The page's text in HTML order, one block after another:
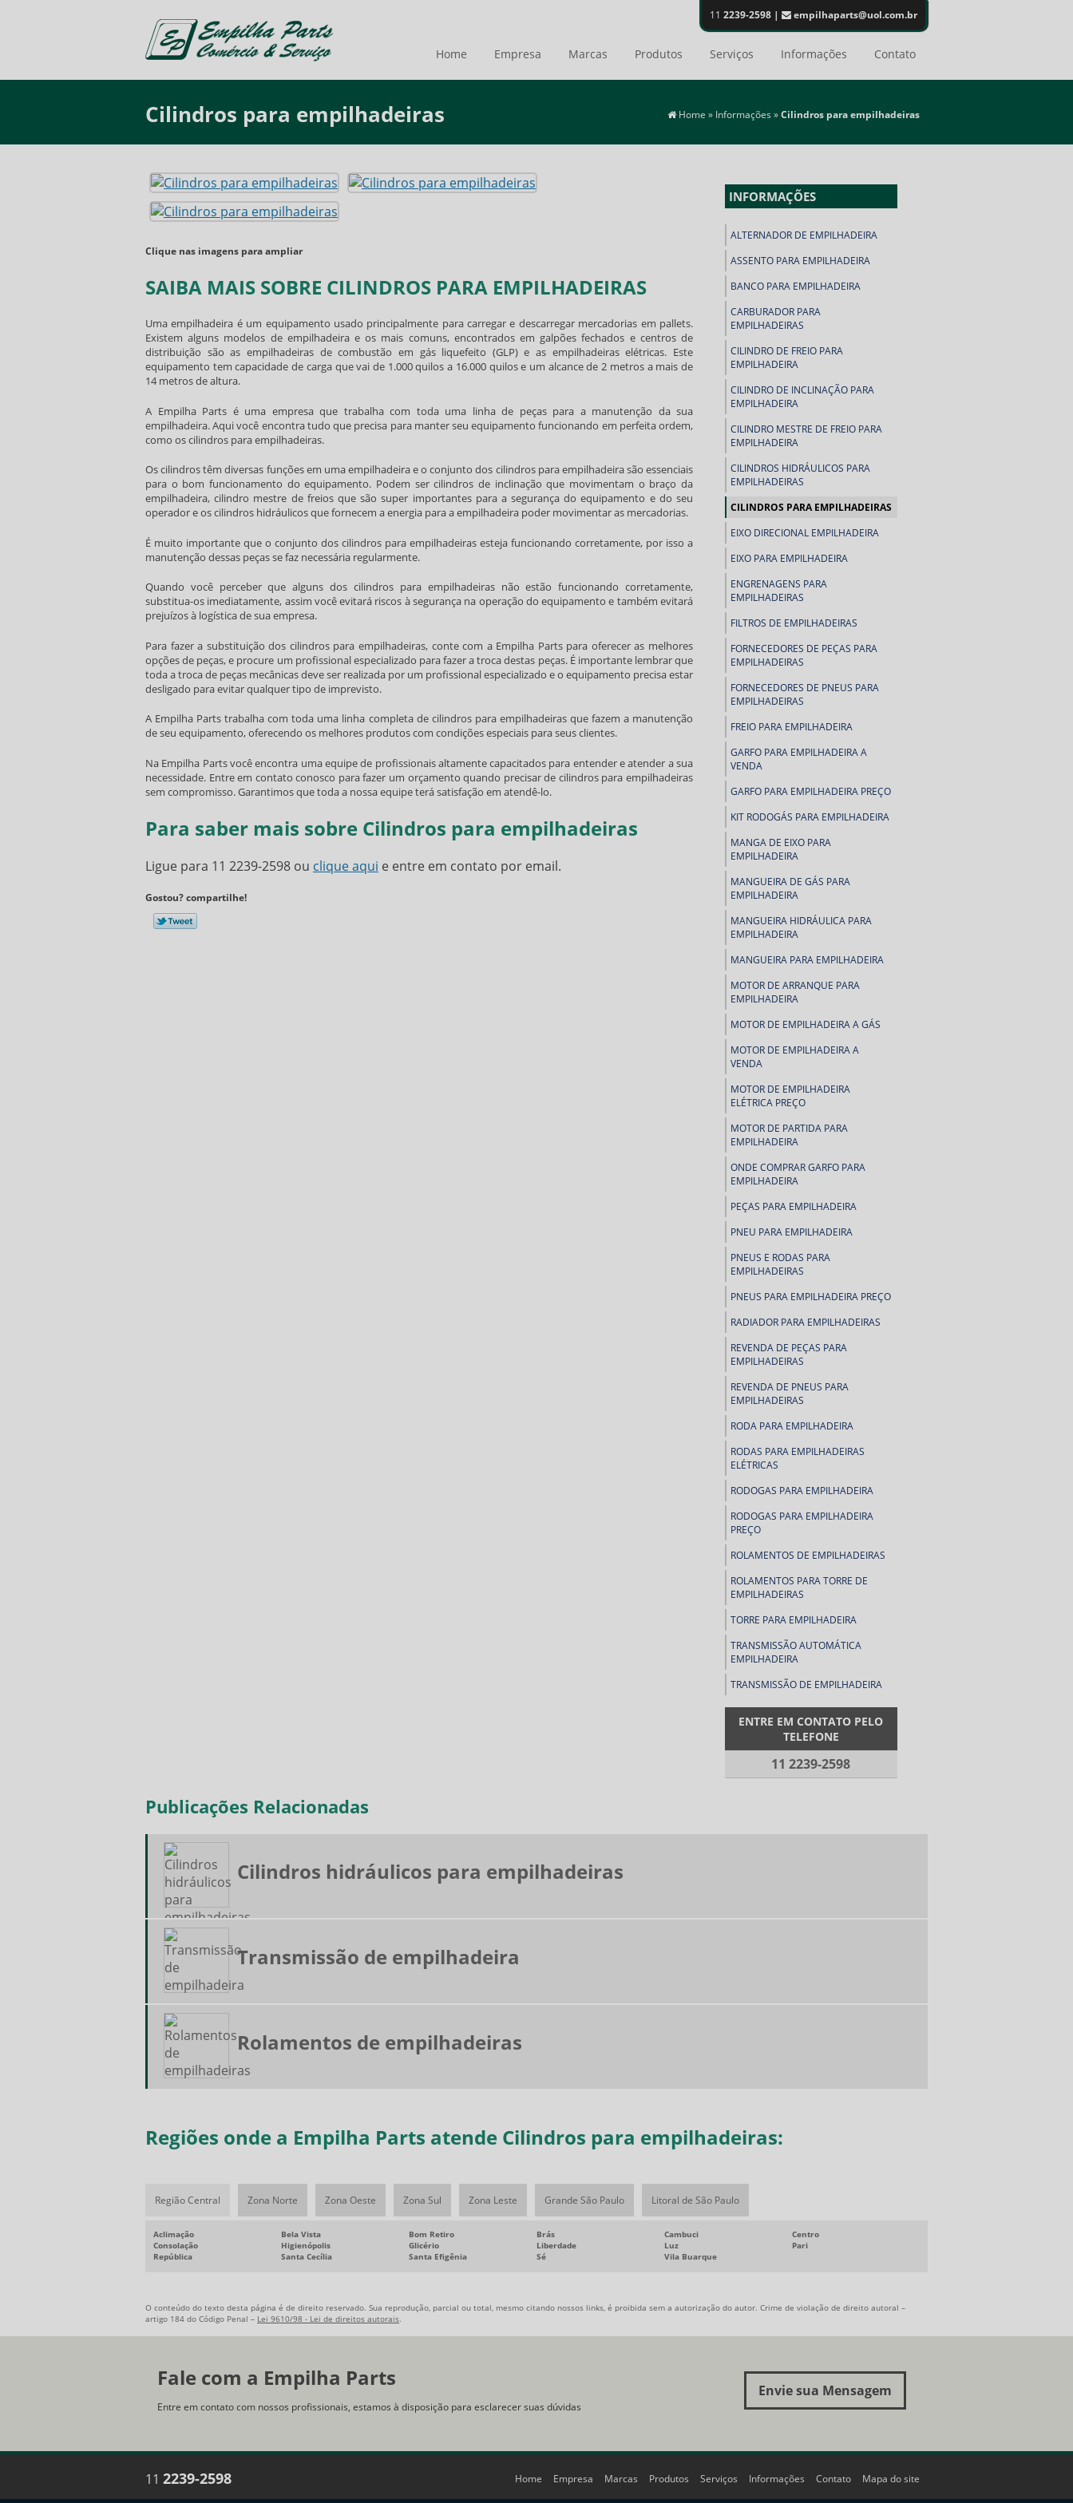
11 2239-2598 | empilhaparts@uol.com.br
Home Empresa Marcas Produtos Serviços Informações Contato
Home » Informações »Cilindros para empilhadeiras
Cilindros para empilhadeiras
Clique nas imagens para ampliar
SAIBA MAIS SOBRE CILINDROS PARA EMPILHADEIRAS
Uma empilhadeira é um equipamento usado principalmente para carregar e descarregar mercadorias em pallets.
Existem alguns modelos de empilhadeira e os mais comuns, encontrados em galpões fechados e centros de
distribuição são as empilhadeiras de combustão em gás liquefeito (GLP) e as empilhadeiras elétricas. Este
equipamento tem capacidade de carga que vai de 1.000 quilos a 16.000 quilos e um alcance de 2 metros a mais de
14 metros de altura.
A Empilha Parts é uma empresa que trabalha com toda uma linha de peças para a manutenção da sua
empilhadeira. Aqui você encontra tudo que precisa para manter seu equipamento funcionando em perfeita ordem,
como oscilindros para empilhadeiras.
Os cilindros têm diversas funções em uma empilhadeira e o conjunto dos cilindros para empilhadeira são essenciais
para o bom funcionamento do equipamento. Podem ser cilindros de inclinação que movimentam o braço da
empilhadeira, cilindro mestre de freios que são super importantes para a segurança do equipamento e do seu
operador e os cilindros hidráulicos que fornecem a energia para a empilhadeira poder movimentar as mercadorias.
É muito importante que o conjunto dos cilindros para empilhadeiras esteja funcionando corretamente, por isso a
manutenção dessas peças se faz necessária regularmente.
Quando você perceber que alguns dos cilindros para empilhadeirasnão estão funcionando corretamente,
substitua-os imediatamente, assim você evitará riscos à segurança na operação do equipamento e também evitará
prejuízos à logística de sua empresa.
Para fazer a substituição dos cilindros para empilhadeiras, conte com a Empilha Parts para oferecer as melhores
opções de peças, e procure um profissional especializado para fazer a troca destas peças. É importante lembrar que
toda a troca de peças mecânicas deve ser realizada por um profissional especializado e o equipamento precisa estar
desligado para evitar qualquer tipo de imprevisto.
A Empilha Parts trabalha com toda uma linha completa de cilindros para empilhadeirasque fazem a manutenção
de seu equipamento, oferecendo os melhores produtos com condições especiais para seus clientes.
Na Empilha Parts você encontra uma equipe de profissionais altamente capacitados para entender e atender a sua
necessidade. Entre em contato conosco para fazer um orçamento quando precisar de cilindros para empilhadeiras
sem compromisso. Garantimos que toda a nossa equipe terá satisfação em atendê-lo.
Para saber mais sobre Cilindros para empilhadeiras
Ligue para 11 2239-2598 ou clique aqui e entre em contato por email.
Gostou? compartilhe!
INFORMAÇÕES
ALTERNADOR DE EMPILHADEIRA
ASSENTO PARA EMPILHADEIRA
BANCO PARA EMPILHADEIRA
CARBURADOR PARA
EMPILHADEIRAS
CILINDRO DE FREIO PARA
EMPILHADEIRA
CILINDRO DE INCLINAÇÃO PARA
EMPILHADEIRA
CILINDRO MESTRE DE FREIO PARA
EMPILHADEIRA
CILINDROS HIDRÁULICOS PARA
EMPILHADEIRAS
CILINDROS PARA EMPILHADEIRAS
EIXO DIRECIONAL EMPILHADEIRA
EIXO PARA EMPILHADEIRA
ENGRENAGENS PARA
EMPILHADEIRAS
FILTROS DE EMPILHADEIRAS
FORNECEDORES DE PEÇAS PARA
EMPILHADEIRAS
FORNECEDORES DE PNEUS PARA
EMPILHADEIRAS
FREIO PARA EMPILHADEIRA
GARFO PARA EMPILHADEIRA A
VENDA
GARFO PARA EMPILHADEIRA PREÇO
KIT RODOGÁS PARA EMPILHADEIRA
MANGA DE EIXO PARA
EMPILHADEIRA
MANGUEIRA DE GÁS PARA
EMPILHADEIRA
MANGUEIRA HIDRÁULICA PARA
EMPILHADEIRA
MANGUEIRA PARA EMPILHADEIRA
MOTOR DE ARRANQUE PARA
EMPILHADEIRA
MOTOR DE EMPILHADEIRA A GÁS
MOTOR DE EMPILHADEIRA A
VENDA
MOTOR DE EMPILHADEIRA
ELÉTRICA PREÇO
MOTOR DE PARTIDA PARA
EMPILHADEIRA
ONDE COMPRAR GARFO PARA
EMPILHADEIRA
PEÇAS PARA EMPILHADEIRA
PNEU PARA EMPILHADEIRA
PNEUS E RODAS PARA
EMPILHADEIRAS
PNEUS PARA EMPILHADEIRA PREÇO
RADIADOR PARA EMPILHADEIRAS
REVENDA DE PEÇAS PARA
EMPILHADEIRAS
REVENDA DE PNEUS PARA
EMPILHADEIRAS
RODA PARA EMPILHADEIRA
RODAS PARA EMPILHADEIRAS
ELÉTRICAS
RODOGAS PARA EMPILHADEIRA
RODOGAS PARA EMPILHADEIRA
PREÇO
ROLAMENTOS DE EMPILHADEIRAS
ROLAMENTOS PARA TORRE DE
EMPILHADEIRAS
TORRE PARA EMPILHADEIRA
TRANSMISSÃO AUTOMÁTICA
EMPILHADEIRA
TRANSMISSÃO DE EMPILHADEIRA
ENTRE EM CONTATO PELO
TELEFONE
11 2239-2598
Publicações Relacionadas
Cilindros hidráulicos para empilhadeiras
Transmissão de empilhadeira
Rolamentos de empilhadeiras
Regiões onde a Empilha Parts atende Cilindros para empilhadeiras:
Região Central Zona Norte Zona Oeste Zona Sul Zona Leste Grande São Paulo Litoral de São Paulo
Aclimação Bela Vista Bom Retiro Brás Cambuci
Centro
Consolação
Higienópolis Glicério Liberdade Luz
Pari
República
Santa Cecília Santa Efigênia Sé Vila Buarque
O conteúdo do texto desta página é de direito reservado. Sua reprodução, parcial ou total, mesmo citando nossos links, é proibida sem a autorização do autor. Crime de violação de direito autoral –
artigo 184 do Código Penal – Lei 9610/98 - Lei de direitos autorais.
Fale com a Empilha Parts
Entre em contato com nossos profissionais, estamos à disposição para esclarecer suas dúvidas
Envie sua Mensagem
11 2239-2598 Home Empresa Marcas Produtos Serviços Informações Contato Mapa do site